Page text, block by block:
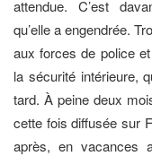
attendue. C’est
qu’elle a engendrée.
aux forces de police
la sécurité intérieure,
tard. À peine deux
cette fois diffusée sur
après, en vacances